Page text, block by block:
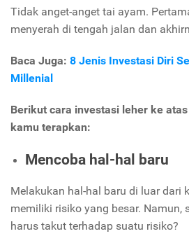
Tidak anget-anget tai ayam.
menyerah di tengah jalan dan
Baca Juga: 8 Jenis Investasi Diri
Millenial
Berikut cara investasi leher ke
kamu terapkan:
Mencoba hal-hal baru
Melakukan hal-hal baru di luar dari
memiliki risiko yang besar. Namun,
harus takut terhadap suatu risiko?